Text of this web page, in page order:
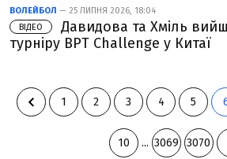
ВОЛЕЙБОЛ — 25 ЛИПНЯ 2026, 18:04
ВІДЕО
Давидова та Хміль
турніру BPT Challenge у Китаї
1 2 3 4 5
10 ... 3069 3070